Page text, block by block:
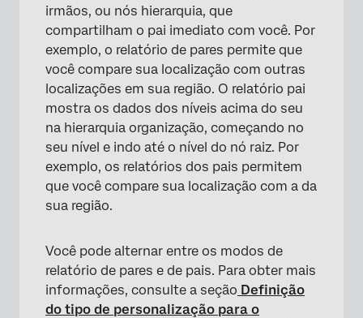
irmãos, ou nós hierarquia, que
compartilham o pai imediato com você. Por
exemplo, o relatório de pares permite que
você compare sua localização com outras
localizações em sua região. O relatório pai
mostra os dados dos níveis acima do seu
na hierarquia organização, começando no
seu nível e indo até o nível do nó raiz. Por
exemplo, os relatórios dos pais permitem
que você compare sua localização com a da
sua região.
Você pode alternar entre os modos de
relatório de pares e de pais. Para obter mais
informações, consulte a seção Definição
do tipo de personalização para o